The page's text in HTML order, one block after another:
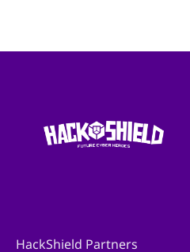
HackShield Partners